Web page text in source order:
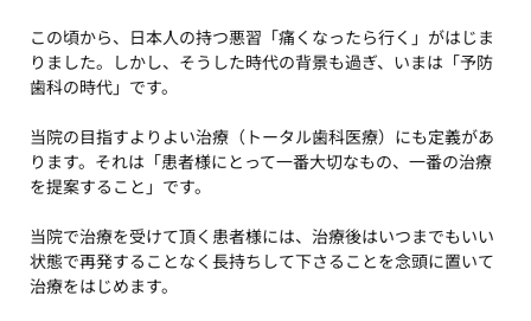
この頃から、日本人の持つ悪習「痛くなったら行く」がはじま
りました。しかし、そうした時代の背景も過ぎ、いまは「予防
歯科の時代」です。
当院の目指すよりよい治療（トータル歯科医療）にも定義があ
ります。それは「患者様にとって一番大切なもの、一番の治療
を提案すること」です。
当院で治療を受けて頂く患者様には、治療後はいつまでもいい
状態で再発することなく長持ちして下さることを念頭に置いて
治療をはじめます。